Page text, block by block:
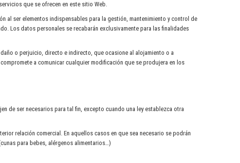
que se ofrecen en este sitio Web.
al ser elementos indispensables para la gestión, mantenimiento y control de
Los datos personales se recabarán exclusivamente para las finalidades
o perjuicio, directo e indirecto, que ocasione al alojamiento o a
a comunicar cualquier modificación que se produjera en los
de ser necesarios para tal fin, excepto cuando una ley establezca otra
relación comercial. En aquellos casos en que sea necesario se podrán
para bebes, alérgenos alimentarios…)